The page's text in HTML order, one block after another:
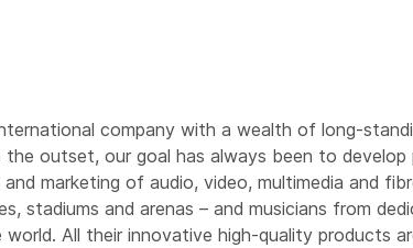
company with a wealth of long-
the outset, our goal has always been to
marketing of audio, video, multimedia and
stadiums and arenas – and musicians from
All their innovative high-quality products